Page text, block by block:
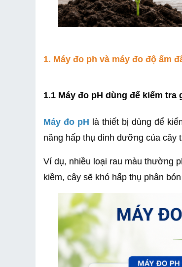
1. Máy đo ph và máy đo độ ẩm
1.1 Máy đo pH dùng để kiểm tra
Máy đo pH là thiết bị dùng để
năng hấp thụ dinh dưỡng của cây
Ví dụ, nhiều loại rau màu thường
kiềm, cây sẽ khó hấp thụ phân